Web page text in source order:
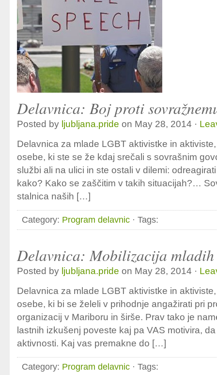
Delavnica: Boj proti
Posted by ljubljana.pride on May 28, 2014 ·
Delavnica za mlade LGBT aktivistke in
osebe, ki ste se že kdaj srečali s sovrašnim
službi ali na ulici in ste ostali v dilemi:
kako? Kako se zaščitim v takih situacijah?…
stalnica naših […]
Category: Program delavnic · Tags:
Delavnica: Mobilizacija mladih
Posted by ljubljana.pride on May 28, 2014 ·
Delavnica za mlade LGBT aktivistke in
osebe, ki bi se želeli v prihodnje angažirati pri
organizacij v Mariboru in širše. Prav tako je
lastnih izkušenj poveste kaj pa VAS motivira,
aktivnosti. Kaj vas premakne do […]
Category: Program delavnic · Tags: